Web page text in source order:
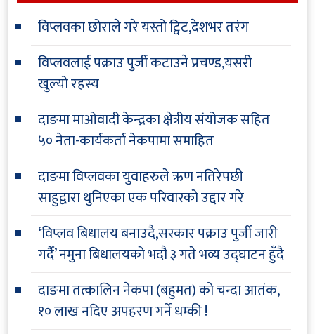
विप्लवका छोराले गरे यस्तो ट्विट,देशभर तरंग
विप्लवलाई पक्राउ पुर्जी कटाउने प्रचण्ड,यसरी
खुल्यो रहस्य
दाङमा माओवादी केन्द्रका क्षेत्रीय संयोजक सहित
५० नेता-कार्यकर्ता नेकपामा समाहित
दाङमा विप्लवका युवाहरुले ऋण नतिरेपछी
साहुद्वारा थुनिएका एक परिवारको उद्दार गरे
‘विप्लव बिधालय बनाउदै,सरकार पक्राउ पुर्जी जारी
गर्दै’ नमुना बिधालयको भदौ ३ गते भव्य उद्घाटन हुँदै
दाङमा तत्कालिन नेकपा (बहुमत) को चन्दा आतंक,
१० लाख नदिए अपहरण गर्ने धम्की !